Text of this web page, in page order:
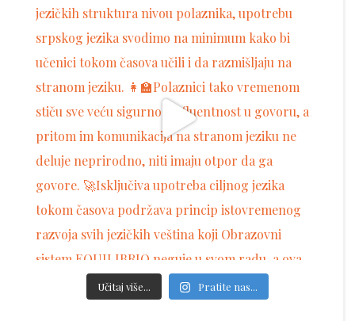
Učitaj više... Pratite nas...